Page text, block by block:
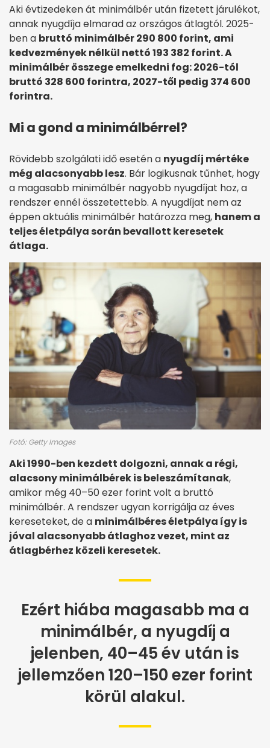
Aki évtizedeken át minimálbér után fizetett járulékot,
annak nyugdíja elmarad az országos átlagtól. 2025-
ben a bruttó minimálbér 290 800 forint, ami
kedvezmények nélkül nettó 193 382 forint. A
minimálbér összege emelkedni fog: 2026-tól
bruttó 328 600 forintra, 2027-től pedig 374 600
forintra.
Mi a gond a minimálbérrel?
Rövidebb szolgálati idő esetén a nyugdíj mértéke
még alacsonyabb lesz. Bár logikusnak tűnhet, hogy
a magasabb minimálbér nagyobb nyugdíjat hoz, a
rendszer ennél összetettebb. A nyugdíjat nem az
éppen aktuális minimálbér határozza meg, hanem a
teljes életpálya során bevallott keresetek
átlaga.
Fotó: Getty Images
Aki 1990-ben kezdett dolgozni, annak a régi,
alacsony minimálbérek is beleszámítanak,
amikor még 40–50 ezer forint volt a bruttó
minimálbér. A rendszer ugyan korrigálja az éves
kereseteket, de a minimálbéres életpálya így is
jóval alacsonyabb átlaghoz vezet, mint az
átlagbérhez közeli keresetek.
Ezért hiába magasabb ma a
minimálbér, a nyugdíj a
jelenben, 40–45 év után is
jellemzően 120–150 ezer forint
körül alakul.